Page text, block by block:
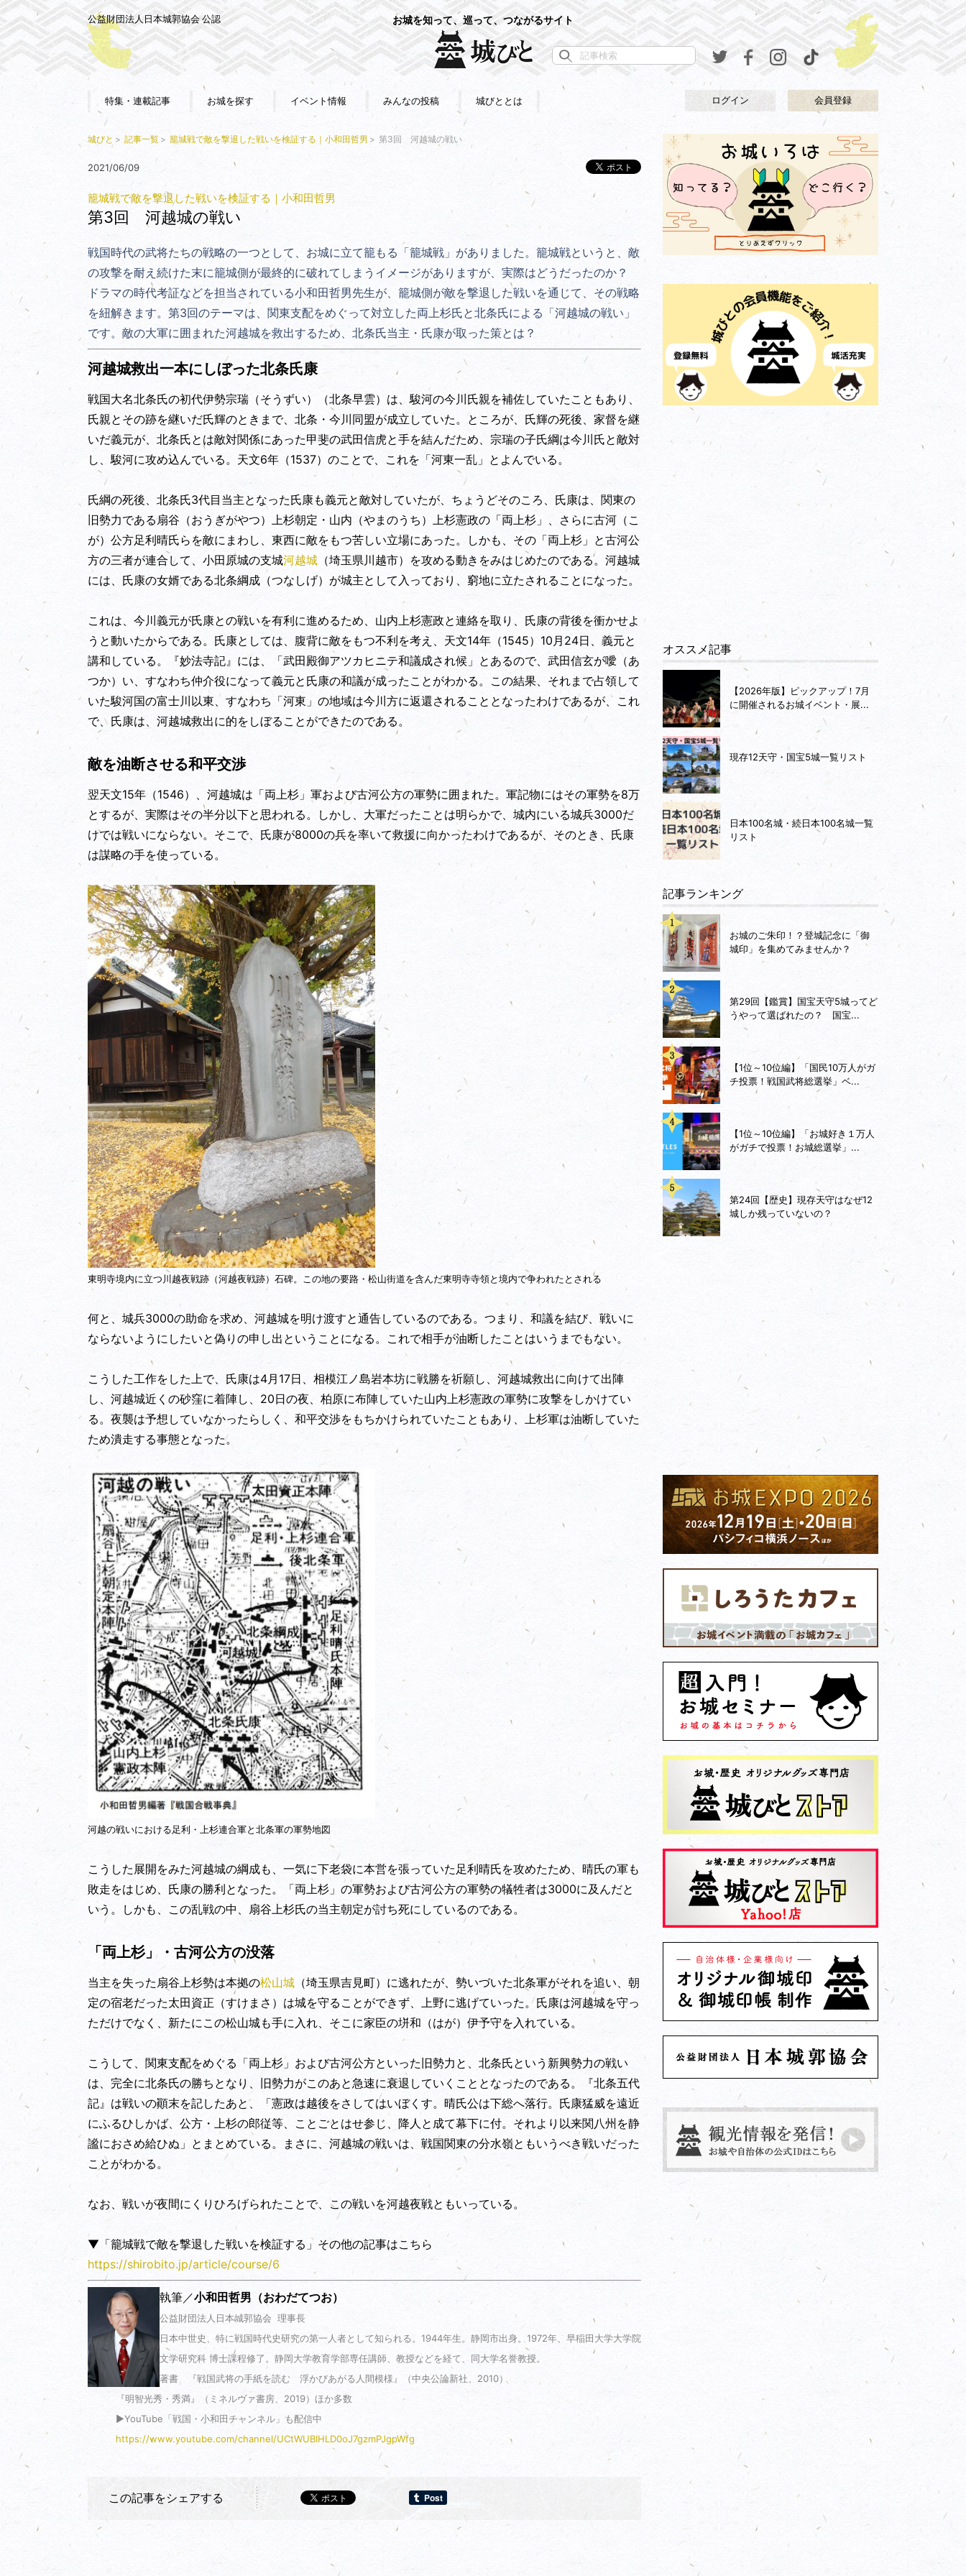
公益財団法人日本城郭協会 公認 お城を知って、巡って、つながるサイト
特集・連載記事 お城を探す イベント情報 みんなの投稿 城びととは ログイン 会員登録
城びと 記事一覧 籠城戦で敵を撃退した戦いを検証する｜小和田哲男 第3回 河越城の戦い
2021/06/09
籠城戦で敵を撃退した戦いを検証する｜小和田哲男
第3回 河越城の戦い
戦国時代の武将たちの戦略の一つとして、お城に立て籠もる「籠城戦」がありました。籠城戦というと、敵
の攻撃を耐え続けた末に籠城側が最終的に破れてしまうイメージがありますが、実際はどうだったのか？
ドラマの時代考証などを担当されている小和田哲男先生が、籠城側が敵を撃退した戦いを通じて、その戦略
を紐解きます。第3回のテーマは、関東支配をめぐって対立した両上杉氏と北条氏による 「河越城の戦い」
です。敵の大軍に囲まれた河越城を救出するため、北条氏当主・氏康が取った策とは？
河越城救出一本にしぼった北条氏康
戦国大名北条氏の初代伊勢宗瑞（そうずい）（北条早雲）は、駿河の今川氏親を補佐していたこともあり、
氏親とその跡を継いだ氏輝のときまで、北条・今川同盟が成立していた。ところが、氏輝の死後、家督を継
いだ義元が、北条氏とは敵対関係にあった甲斐の武田信虎と手を結んだため、宗瑞の子氏綱は今川氏と敵対
し、駿河に攻め込んでいる。天文6年（1537）のことで、これを「河東一乱」とよんでいる。
氏綱の死後、北条氏3代目当主となった氏康も義元と敵対していたが、ちょうどそのころ、氏康は、関東の
旧勢力である扇谷（おうぎがやつ）上杉朝定・山内（やまのうち）上杉憲政の「両上杉」、さらに古河（こ
が）公方足利晴氏らを敵にまわし、東西に敵をもつ苦しい立場にあった。しかも、その「両上杉」と古河公
方の三者が連合して、小田原城の支城河越城 （埼玉県川越市）を攻める動きをみはじめたのである。河越城
には、氏康の女婿である北条綱成（つなしげ）が城主として入っており、窮地に立たされることになった。
これは、今川義元が氏康との戦いを有利に進めるため、山内上杉憲政と連絡を取り、氏康の背後を衝かせよ
うと動いたからである。氏康としては、腹背に敵をもつ不利を考え、天文14年（1545）10月24日、義元と
講和している。『妙法寺記』には、「武田殿御アツカヒニテ和議成され候」とあるので、武田信玄が噯（あ
つか）い、すなわち仲介役になって義元と氏康の和議が成ったことがわかる。この結果、それまで占領して
いた駿河国の富士川以東、すなわち「河東」の地域は今川方に返還されることとなったわけであるが、これ
で、氏康は、河越城救出に的をしぼることができたのである。
敵を油断させる和平交渉
翌天文15年（1546）、河越城は「両上杉」軍および古河公方の軍勢に囲まれた。軍記物にはその軍勢を8万
とするが、実際はその半分以下と思われる。しかし、大軍だったことは明らかで、城内にいる城兵3000だ
けでは戦いにならない。そこで、氏康が8000の兵を率いて救援に向かったわけであるが、そのとき、氏康
は謀略の手を使っている。
東明寺境内に立つ川越夜戦跡（河越夜戦跡）石碑。この地の要路・松山街道を含んだ東明寺寺領と境内で争われたとされる
何と、城兵3000の助命を求め、河越城を明け渡すと通告しているのである。つまり、和議を結び、戦いに
ならないようにしたいと偽りの申し出ということになる。これで相手が油断したことはいうまでもない。
こうした工作をした上で、氏康は4月17日、相模江ノ島岩本坊に戦勝を祈願し、河越城救出に向けて出陣
し、河越城近くの砂窪に着陣し、20日の夜、柏原に布陣していた山内上杉憲政の軍勢に攻撃をしかけてい
る。夜襲は予想していなかったらしく、和平交渉をもちかけられていたこともあり、上杉軍は油断していた
ため潰走する事態となった。
河越の戦いにおける足利・上杉連合軍と北条軍の軍勢地図
こうした展開をみた河越城の綱成も、一気に下老袋に本営を張っていた足利晴氏を攻めたため、晴氏の軍も
敗走をはじめ、氏康の勝利となった。「両上杉」の軍勢および古河公方の軍勢の犠牲者は3000に及んだと
いう。しかも、この乱戦の中、扇谷上杉氏の当主朝定が討ち死にしているのである。
「両上杉」・古河公方の没落
当主を失った扇谷上杉勢は本拠の松山城 （埼玉県吉見町）に逃れたが、勢いづいた北条軍がそれを追い、朝
定の宿老だった太田資正（すけまさ）は城を守ることができず、上野に逃げていった。氏康は河越城を守っ
ただけでなく、新たにこの松山城も手に入れ、そこに家臣の垪和（はが）伊予守を入れている。
こうして、関東支配をめぐる「両上杉」および古河公方といった旧勢力と、北条氏という新興勢力の戦い
は、完全に北条氏の勝ちとなり、旧勢力がこのあと急速に衰退していくこととなったのである。『北条五代
記』は戦いの顚末を記したあと、「憲政は越後をさしてはいぼくす。晴氏公は下総へ落行。氏康猛威を遠近
にふるひしかば、公方・上杉の郎従等、ことごとはせ参じ、降人と成て幕下に付。それより以来関八州を静
謐におさめ給ひぬ」とまとめている。まさに、河越城の戦いは、戦国関東の分水嶺ともいうべき戦いだった
ことがわかる。
なお、戦いが夜間にくりひろげられたことで、この戦いを河越夜戦ともいっている。
▼「籠城戦で敵を撃退した戦いを検証する」その他の記事はこちら
https://shirobito.jp/article/course/6
執筆／小和田哲男（おわだてつお）
公益財団法人日本城郭協会 理事長
日本中世史、特に戦国時代史研究の第一人者として知られる。1944年生。静岡市出身。1972年、早稲田大学大学院
文学研究科 博士課程修了。静岡大学教育学部専任講師、教授などを経て、同大学名誉教授。
著書 『戦国武将の手紙を読む 浮かびあがる人間模様』（中央公論新社、2010）
『明智光秀・秀満』（ミネルヴァ書房、2019）ほか多数
▶YouTube「戦国・小和田チャンネル」も配信中
https://www.youtube.com/channel/UCtWUBIHLD0oJ7gzmPJgpWfg
この記事をシェアする
オススメ記事
【2026年版】ピックアップ！7月
に開催されるお城イベント・展...
現存12天守・国宝5城一覧リスト
日本100名城・続日本100名城一覧
リスト
記事ランキング
お城のご朱印！？登城記念に「御
城印」を集めてみませんか？
第29回【鑑賞】国宝天守5城ってど
うやって選ばれたの？ 国宝...
【1位～10位編】「国民10万人がガ
チ投票！戦国武将総選挙」ベ...
【1位～10位編】「お城好き１万人
がガチで投票！お城総選挙」...
第24回【歴史】現存天守はなぜ12
城しか残っていないの？